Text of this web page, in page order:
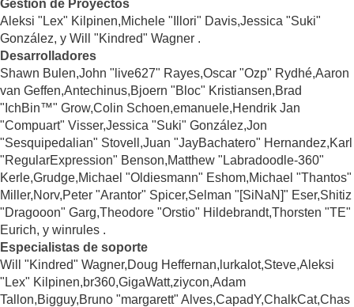
Gestión de Proyectos
Aleksi "Lex" Kilpinen,Michele "Illori" Davis,Jessica "Suki"
González, y Will "Kindred" Wagner .
Desarrolladores
Shawn Bulen,John "live627" Rayes,Oscar "Ozp" Rydhé,Aaron
van Geffen,Antechinus,Bjoern "Bloc" Kristiansen,Brad
"IchBin™" Grow,Colin Schoen,emanuele,Hendrik Jan
"Compuart" Visser,Jessica "Suki" González,Jon
"Sesquipedalian" Stovell,Juan "JayBachatero" Hernandez,Karl
"RegularExpression" Benson,Matthew "Labradoodle-360"
Kerle,Grudge,Michael "Oldiesmann" Eshom,Michael "Thantos"
Miller,Norv,Peter "Arantor" Spicer,Selman "[SiNaN]" Eser,Shitiz
"Dragooon" Garg,Theodore "Orstio" Hildebrandt,Thorsten "TE"
Eurich, y winrules .
Especialistas de soporte
Will "Kindred" Wagner,Doug Heffernan,lurkalot,Steve,Aleksi
"Lex" Kilpinen,br360,GigaWatt,ziycon,Adam
Tallon,Bigguy,Bruno "margarett" Alves,CapadY,ChalkCat,Chas